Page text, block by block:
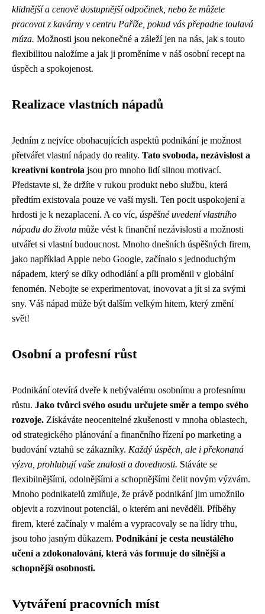
klidnější a cenově dostupnější odpočinek, nebo že můžete
pracovat z kavárny v centru Paříže, pokud vás přepadne toulavá
múza. Možnosti jsou nekonečné a záleží jen na nás, jak s touto
flexibilitou naložíme a jak ji proměníme v náš osobní recept na
úspěch a spokojenost.
Realizace vlastních nápadů
Jedním z nejvíce obohacujících aspektů podnikání je možnost
přetvářet vlastní nápady do reality. Tato svoboda, nezávislost a
kreativní kontrola jsou pro mnoho lidí silnou motivací.
Představte si, že držíte v rukou produkt nebo službu, která
předtím existovala pouze ve vaší mysli. Ten pocit uspokojení a
hrdosti je k nezaplacení. A co víc, úspěšné uvedení vlastního
nápadu do života může vést k finanční nezávislosti a možnosti
utvářet si vlastní budoucnost. Mnoho dnešních úspěšných firem,
jako například Apple nebo Google, začínalo s jednoduchým
nápadem, který se díky odhodlání a píli proměnil v globální
fenomén. Nebojte se experimentovat, inovovat a jít si za svými
sny. Váš nápad může být dalším velkým hitem, který změní
svět!
Osobní a profesní růst
Podnikání otevírá dveře k nebývalému osobnímu a profesnímu
růstu. Jako tvůrci svého osudu určujete směr a tempo svého
rozvoje. Získáváte neocenitelné zkušenosti v mnoha oblastech,
od strategického plánování a finančního řízení po marketing a
budování vztahů se zákazníky. Každý úspěch, ale i překonaná
výzva, prohlubují vaše znalosti a dovednosti. Stáváte se
flexibilnějšími, odolnějšími a schopnějšími čelit novým výzvám.
Mnoho podnikatelů zmiňuje, že právě podnikání jim umožnilo
objevit a rozvinout potenciál, o kterém ani nevěděli. Příběhy
firem, které začínaly v malém a vypracovaly se na lídry trhu,
jsou toho jasným důkazem. Podnikání je cesta neustálého
učení a zdokonalování, která vás formuje do silnější a
schopnější osobnosti.
Vytváření pracovních míst